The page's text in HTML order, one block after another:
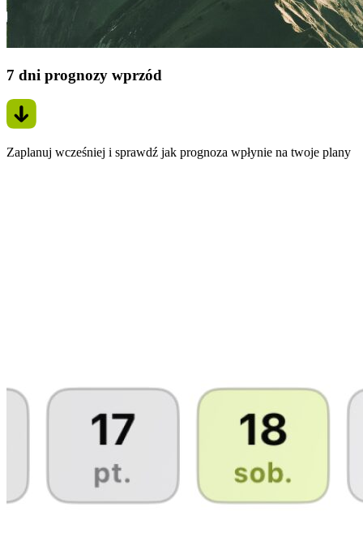
7 dni prognozy wprzód
Zaplanuj wcześniej i sprawdź jak prognoza wpłynie na twoje plany